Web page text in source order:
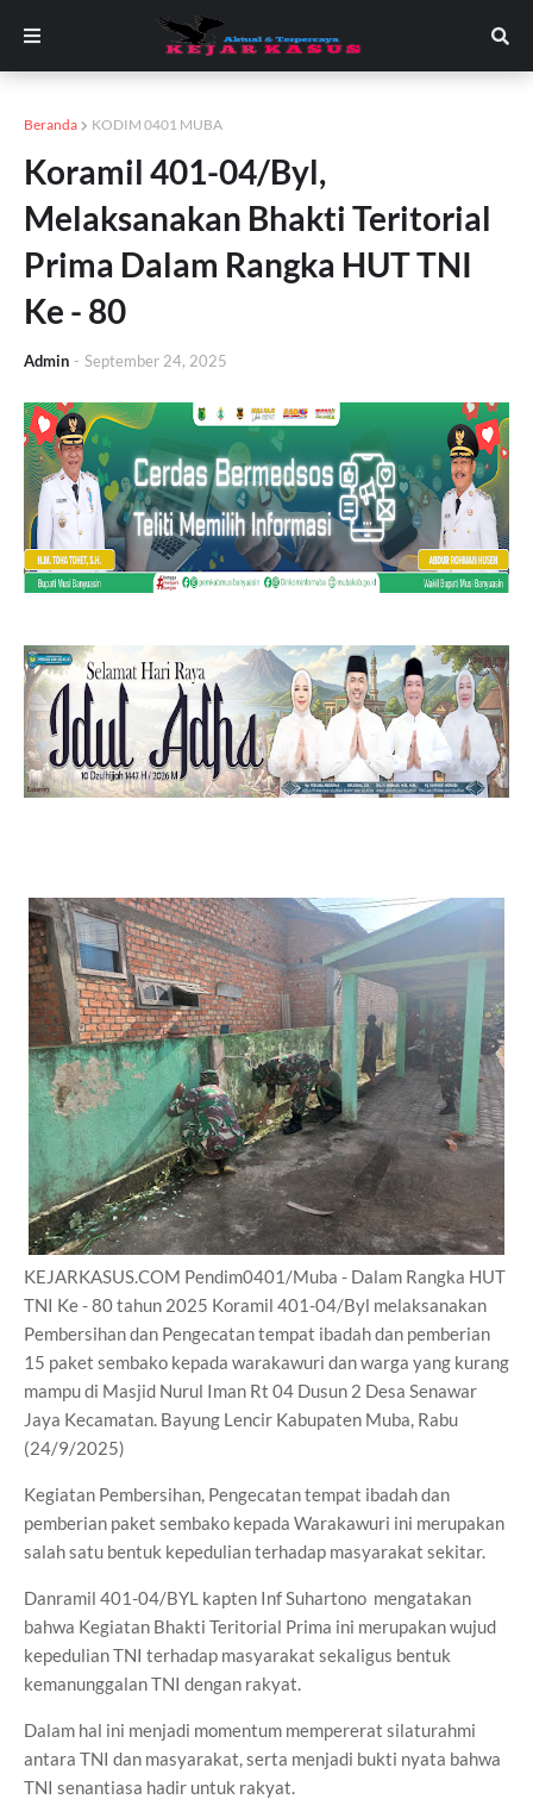
Beranda KODIM 0401 MUBA
Koramil 401-04/Byl,
Melaksanakan Bhakti Teritorial
Prima Dalam Rangka HUT TNI
Ke - 80
Admin - September 24, 2025
KEJARKASUS.COM Pendim0401/Muba - Dalam Rangka HUT
TNI Ke - 80 tahun 2025 Koramil 401-04/Byl melaksanakan
Pembersihan dan Pengecatan tempat ibadah dan pemberian
15 paket sembako kepada warakawuri dan warga yang kurang
mampu di Masjid Nurul Iman Rt 04 Dusun 2 Desa Senawar
Jaya Kecamatan. Bayung Lencir Kabupaten Muba, Rabu
(24/9/2025)
Kegiatan Pembersihan, Pengecatan tempat ibadah dan
pemberian paket sembako kepada Warakawuri ini merupakan
salah satu bentuk kepedulian terhadap masyarakat sekitar.
Danramil 401-04/BYL kapten Inf Suhartono mengatakan
bahwa Kegiatan Bhakti Teritorial Prima ini merupakan wujud
kepedulian TNI terhadap masyarakat sekaligus bentuk
kemanunggalan TNI dengan rakyat.
Dalam hal ini menjadi momentum mempererat silaturahmi
antara TNI dan masyarakat, serta menjadi bukti nyata bahwa
TNI senantiasa hadir untuk rakyat.